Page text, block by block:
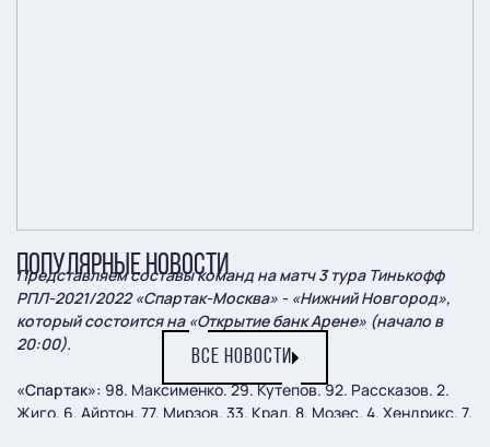
Представляем составы команд на матч 3 тура Тинькофф
РПЛ-2021/2022 «Спартак-Москва» - «Нижний Новгород»,
который состоится на «Открытие банк Арене» (начало в
20:00).
«Спартак»: 98. Максименко. 29. Кутепов. 92. Рассказов. 2.
Жиго. 6. Айртон. 77. Мирзов. 33. Крал. 8. Мозес. 4. Хендрикс. 7.
ПОПУЛЯРНЫЕ НОВОСТИ
ВСЕ НОВОСТИ